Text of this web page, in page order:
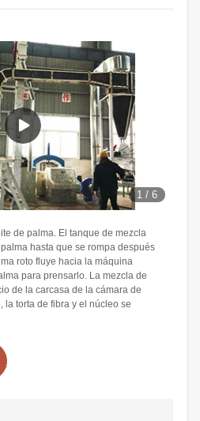
1 /6
de palma. El tanque de mezcla
hasta que se rompa después
roto fluye hacia la máquina
para prensarlo. La mezcla de
de la carcasa de la cámara de
la torta de fibra y el núcleo se